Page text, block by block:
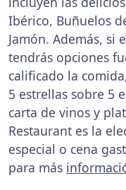
Ibérico, Buñuelos
Jamón. Además, si
tendrás opciones
calificado la
5 estrellas sobre 5
carta de vinos y
Restaurant es la
especial o cena
para más